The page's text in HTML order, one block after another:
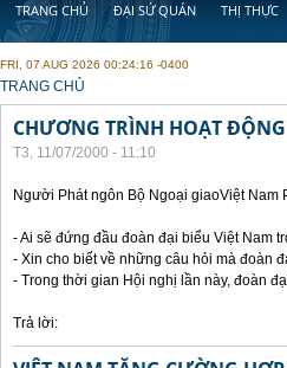
TRANG CHỦ ĐẠI SỨ QUÁN THỊ THỰC
FRI, 07 AUG 2026 00:24:16 -0400
YOU ARE HERE
TRANG CHỦ
CHƯƠNG TRÌNH HOẠT
T3, 11/07/2000 - 11:10
Người Phát ngôn Bộ Ngoại giaoViệt Nam
- Ai sẽ đứng đầu đoàn đại biểu Việt Nam
- Xin cho biết về những câu hỏi mà đoàn
- Trong thời gian Hội nghị lần này, đoàn
Trả lời: